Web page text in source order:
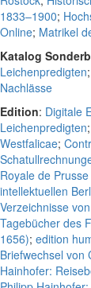
1833–1900;
Online; Matrikel
Katalog
Leichenpredigten;
Nachlässe
Edition: Digitale
Leichenpredigten;
Westfalicae;
Royale de
intellektuellen
Verzeichnisse
Tagebücher des
1656); edition
Briefwechsel von
Hainhofer: